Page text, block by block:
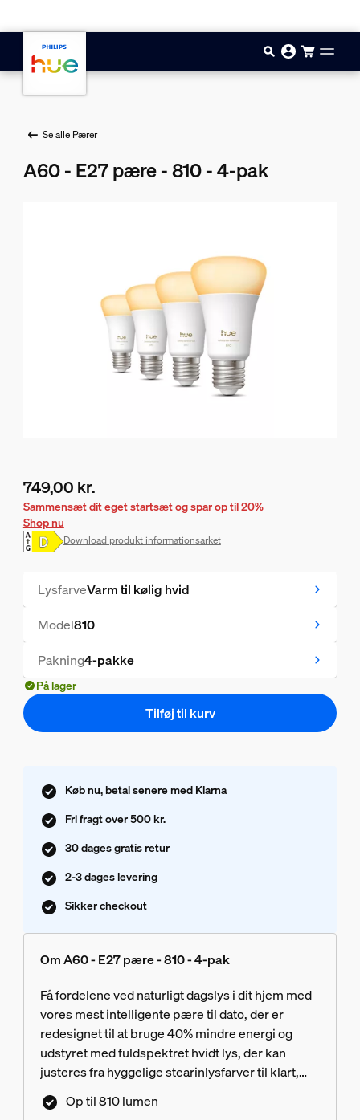
Se alle Pærer
A60 - E27 pære - 810 - 4-pak
Nuværende pris er 749,00 kr.
749,00 kr.
Sammensæt dit eget startsæt og spar op til 20%
Shop nu
Download produkt informationsarket
LysfarveVarm til kølig hvid
Model810
Pakning4-pakke
På lager
Tilføj til kurv
Køb nu, betal senere med Klarna
Fri fragt over 500 kr.
30 dages gratis retur
2-3 dages levering
Sikker checkout
Om A60 - E27 pære - 810 - 4-pak
Få fordelene ved naturligt dagslys i dit hjem med
vores mest intelligente pære til dato, der er
redesignet til at bruge 40% mindre energi og
udstyret med fuldspektret hvidt lys, der kan
justeres fra hyggelige stearinlysfarver til klart,
hvidt lys, der giver ny energi. Du kan tilpasse din
belysning endnu mere med ultralav dæmpning
Op til 810 lumen